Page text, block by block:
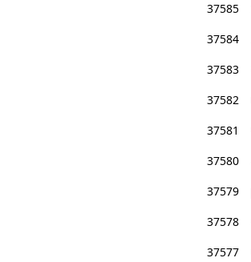
37585
37584
37583
37582
37581
37580
37579
37578
37577